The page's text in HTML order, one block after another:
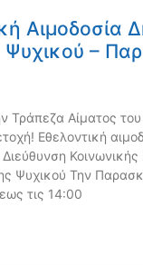
Αιμοδοσία
Ψυχικού –
Τράπεζα Αίματος
Εθελοντική
Ψυχικού Την
τις 14:00